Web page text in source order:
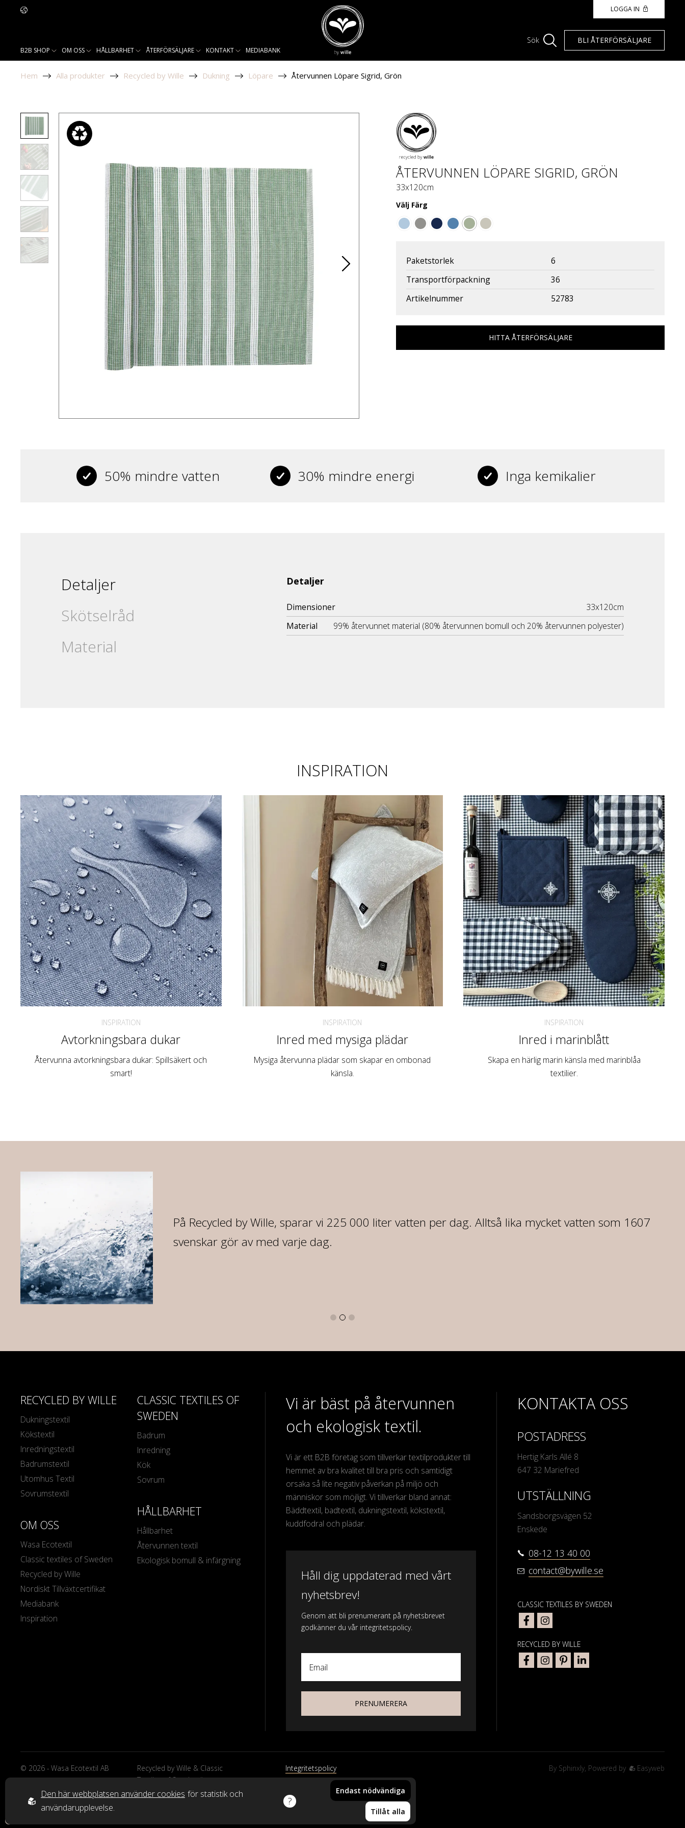
B2B SHOP OM OSS HÅLLBARHET ÅTERFÖRSÄLJARE KONTAKT MEDIABANK
LOGGA IN
Sök BLI ÅTERFÖRSÄLJARE
Hem Alla produkter Recycled by Wille Dukning Löpare Återvunnen Löpare Sigrid, Grön
ÅTERVUNNEN LÖPARE SIGRID, GRÖN
33x120cm
Välj Färg
Paketstorlek
6
Transportförpackning
36
Artikelnummer
52783
HITTA ÅTERFÖRSÄLJARE
50% mindre vatten 30% mindre energi Inga kemikalier
Detaljer
Skötselråd
Material
Detaljer
Dimensioner
33x120cm
Material
99% återvunnet material (80% återvunnen bomull och 20% återvunnen polyester)
INSPIRATION
INSPIRATION
Avtorkningsbara dukar
Återvunna avtorkningsbara dukar: Spillsäkert och
smart!
INSPIRATION
Inred med mysiga plädar
Mysiga återvunna plädar som skapar en ombonad
känsla.
INSPIRATION
Inred i marinblått
Skapa en härlig marin känsla med marinblåa
textilier.
På Recycled by Wille, sparar vi 225 000 liter vatten per dag. Alltså lika mycket vatten som 1607
svenskar gör av med varje dag.
Din vara har lagts i
RECYCLED BY WILLE
Dukningstextil
Kökstextil
Inredningstextil
Badrumstextil
Utomhus Textil
Sovrumstextil
OM OSS
Wasa Ecotextil
Classic textiles of Sweden
Recycled by Wille
Nordiskt Tillväxtcertifikat
Mediabank
Inspiration
CLASSIC TEXTILES OF
SWEDEN
Badrum
Inredning
Kök
Sovrum
HÅLLBARHET
Hållbarhet
Återvunnen textil
Ekologisk bomull & infärgning
Vi är bäst på återvunnen
och ekologisk textil.
Vi är ett B2B företag som tillverkar textilprodukter till
hemmet av bra kvalitet till bra pris och samtidigt
orsaka så lite negativ påverkan på miljö och
människor som möjligt. Vi tillverkar bland annat:
Bäddtextil, badtextil, dukningstextil, kökstextil,
kuddfodral och plädar.
Håll dig uppdaterad med vårt
nyhetsbrev!
Genom att bli prenumerant på nyhetsbrevet
godkänner du vår integritetspolicy.
Email
PRENUMERERA
KONTAKTA OSS
POSTADRESS
Hertig Karls Allé 8
647 32 Mariefred
UTSTÄLLNING
Sandsborgsvägen 52
Enskede
08-12 13 40 00
contact@bywille.se
CLASSIC TEXTILES BY SWEDEN
RECYCLED BY WILLE
© 2026 - Wasa Ecotextil AB
Recycled by Wille & Classic
Textiles of Sweden är
varumärken från Wasa Ecotextil
Integritetspolicy By Sphinxly, Powered by Easyweb
Den här webbplatsen använder cookies för statistik och
användarupplevelse.
Endast nödvändiga
Tillåt alla